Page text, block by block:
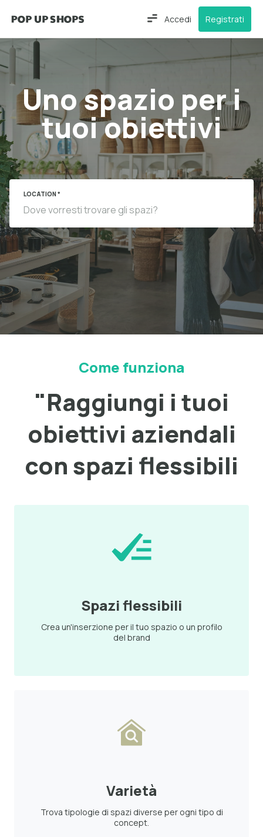
Accedi Registrati
Uno spazio per i
tuoi obiettivi
LOCATION *
Come funziona
"Raggiungi i tuoi
obiettivi aziendali
con spazi flessibili
Spazi flessibili
Crea un'inserzione per il tuo spazio o un profilo
del brand
Varietà
Trova tipologie di spazi diverse per ogni tipo di
concept.